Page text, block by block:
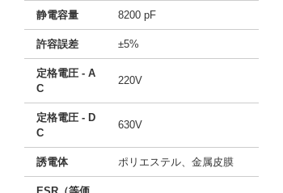
静電容量 8200 pF
許容誤差 ±5%
定格電圧 - A
C
220V
定格電圧 - D
C
630V
誘電体 ポリエステル、金属皮膜